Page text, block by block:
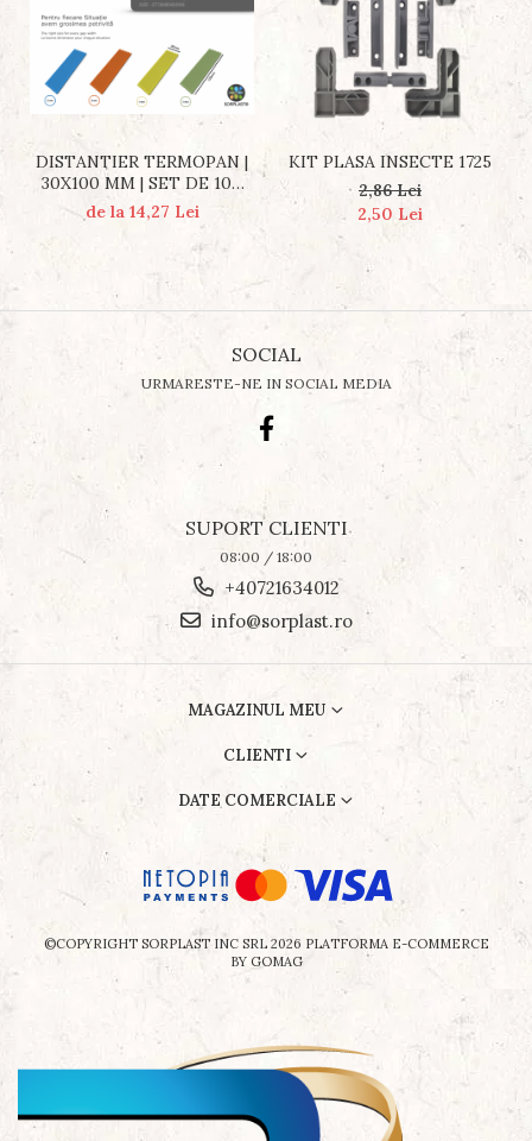
DISTANTIER TERMOPAN |
30X100 MM | SET DE 100
BUCATI
de la 14,27 Lei
KIT PLASA INSECTE 1725
2,86 Lei
2,50 Lei
SOCIAL
URMARESTE-NE IN SOCIAL MEDIA
SUPORT CLIENTI
08:00 / 18:00
+40721634012
info@sorplast.ro
MAGAZINUL MEU
CLIENTI
DATE COMERCIALE
©COPYRIGHT SORPLAST INC SRL 2026 PLATFORMA E-COMMERCE
BY GOMAG